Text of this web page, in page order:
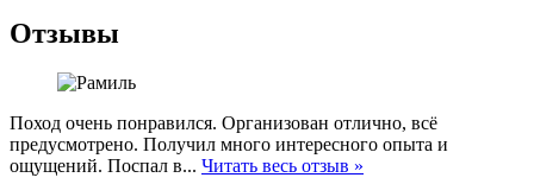
Отзывы
Поход очень понравился. Организован отлично, всё
предусмотрено. Получил много интересного опыта и
ощущений. Поспал в... Читать весь отзыв »